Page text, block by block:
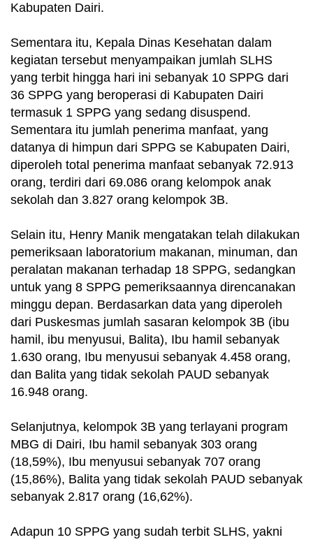
Kabupaten Dairi.
Sementara itu, Kepala Dinas Kesehatan dalam
kegiatan tersebut menyampaikan jumlah SLHS
yang terbit hingga hari ini sebanyak 10 SPPG dari
36 SPPG yang beroperasi di Kabupaten Dairi
termasuk 1 SPPG yang sedang disuspend.
Sementara itu jumlah penerima manfaat, yang
datanya di himpun dari SPPG se Kabupaten Dairi,
diperoleh total penerima manfaat sebanyak 72.913
orang, terdiri dari 69.086 orang kelompok anak
sekolah dan 3.827 orang kelompok 3B.
Selain itu, Henry Manik mengatakan telah dilakukan
pemeriksaan laboratorium makanan, minuman, dan
peralatan makanan terhadap 18 SPPG, sedangkan
untuk yang 8 SPPG pemeriksaannya direncanakan
minggu depan. Berdasarkan data yang diperoleh
dari Puskesmas jumlah sasaran kelompok 3B (ibu
hamil, ibu menyusui, Balita), Ibu hamil sebanyak
1.630 orang, Ibu menyusui sebanyak 4.458 orang,
dan Balita yang tidak sekolah PAUD sebanyak
16.948 orang.
Selanjutnya, kelompok 3B yang terlayani program
MBG di Dairi, Ibu hamil sebanyak 303 orang
(18,59%), Ibu menyusui sebanyak 707 orang
(15,86%), Balita yang tidak sekolah PAUD sebanyak
sebanyak 2.817 orang (16,62%).
Adapun 10 SPPG yang sudah terbit SLHS, yakni